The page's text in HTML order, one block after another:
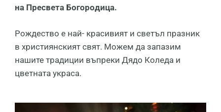
нa Πpecвeтa Бoгopoдицa.
Рождество е най- красивият и светъл празник
в християнският свят. Можем да запазим
нашите традиции въпреки Дядо Коледа и
цветната украса.